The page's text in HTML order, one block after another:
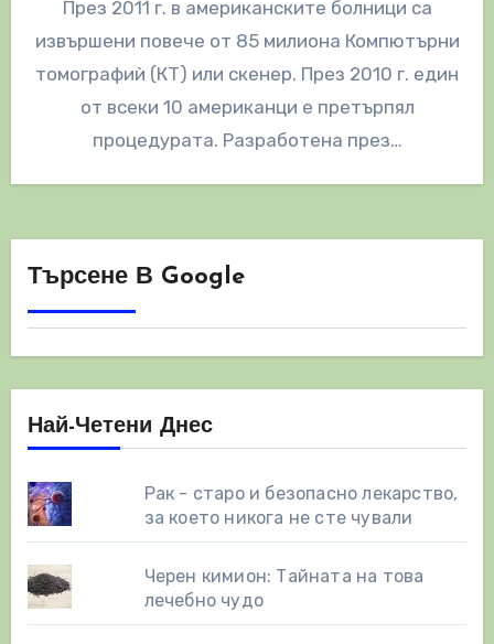
През 2011 г. в американските болници са
извършени повече от 85 милиона Компютърни
томографиѝ (КТ) или скенер. През 2010 г. един
от всеки 10 американци е претърпял
процедурата. Разработена през…
Търсене В Google
Най-Четени Днес
Рак - старо и безопасно лекарство,
за което никога не сте чували
Черен кимион: Тайната на това
лечебно чудо